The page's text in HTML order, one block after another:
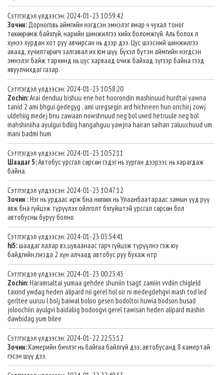
Сэтггэгдэл үлдээсэн: 2024-01-23 10:59:42
Зочин: Дорноговь аймгийн нэгдсэн эмнэлэг ямар ч чухал тоног
төхөөрөмж байхгүй, нарийн шинжилгээ хийх боломжгүй. Аль болох л
хүнээ хурдан хот руу авчирсан нь дээр дээ. Цус шээсний шинжилгээ
аваад, хүчилтөрөгч залгавал их юм шүү. Бүхэл бүтэн аймгийн нэгдсэн
эмнэлэг байж тархинд нь цус харваад очиж байхад зүгээр байна гээд
явуулчихдаг газар.
Сэтггэгдэл үлдээсэн: 2024-01-23 10:58:20
Zochin:Arai denduu bishuu ene hot hoorondin mashinuud hurdtai yawna
tanid 2 ami bhgui gedegyg , ami uregsegin ard hichneen hun onchirj zowj
uldehiig medej bnu zawaan nowshnuud neg bol uwrd hetruule neg bol
mahshiniiha ayulgui bdliig hangahguu yawjna hairan saihan zaluuchuud um
mani badmi hum
Сэтггэгдэл үлдээсэн: 2024-01-23 10:52:11
Шаадаг 5:Автобус урсгал сөрсөн гэдэг нь зурган дээрээс нь харагдаж
байна.
Сэтггэгдэл үлдээсэн: 2024-01-23 10:47:12
Зочин :Нэг нь урдаас ирж бна нөгөөх нь Улаанбаатараас замын үүд рүү
явж бна гүйцэж түрүүлэх ойлголт бхгүйштэй урсгал сөрсөн бол
автобусны буруу болно
Сэтггэгдэл үлдээсэн: 2024-01-23 03:54:41
hi5:шаадаг лалар вэ,цуваанаас гарч гүйцэж түрүүлнэ гэж юу
байдгийн,пизда 2 хүн алчаад автобус руу бухаж нтр
Сэтггэгдэл үлдээсэн: 2024-01-23 00:23:43
Zochin:Haramsaltai yumaa gehdee shuniin tsagt zamiin vvdiin chigleld
taxind ywdag heden alipard nii gerel hol oir ni medegdehgvi mash tod led
gerltee uuruu l bolj baiwal boloo gesen bodoltoi huwia bodson busad
joloochiin ayulgvi baidaliig bodoogvi gerel tawisan heden alipard mashin
dawbidag yum bilee
Сэтггэгдэл үлдээсэн: 2024-01-22 22:53:12
Зочин:Камерийн бичлэг нь байгаа байлгүй дээ, автобусанд 8 камертай
гэсэн шүү дээ.